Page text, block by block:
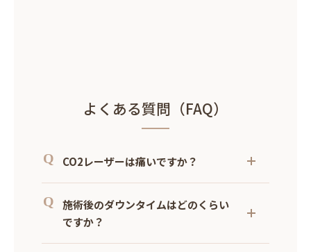
よくある質問（FAQ）
CO2レーザーは痛いですか？
リチリとした細かい刺激を感じる程度のこと
が多いです。イボやホクロの大きさや深さに
施術後のダウンタイムはどのくらい
ですか？